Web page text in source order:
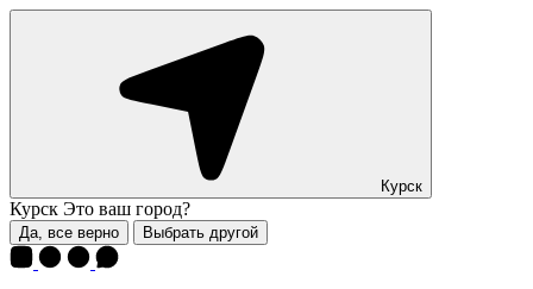
Курск
Курск Это ваш город?
Да, все верно Выбрать другой